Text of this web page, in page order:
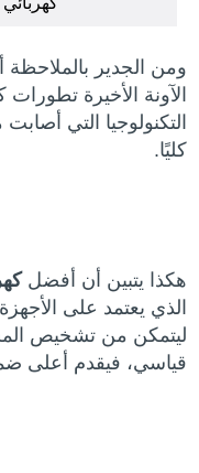
ومن الجدير
الآونة الأخيرة
التكنولوجيا التي
كليًا.
هكذا يتبين أن أفضل
الذي يعتمد على
ليتمكن من تشخيص
قياسي، فيقدم أعلى